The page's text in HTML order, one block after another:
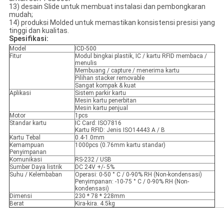
13) desain Slide untuk membuat instalasi dan pembongkaran
mudah;
14) produksi Molded untuk memastikan konsistensi presisi yang
tinggi dan kualitas.
Spesifikasi:
Model
ICD-500
Fitur
Modul bingkai plastik, IC / kartu RFID membaca /
menulis
Membuang / capture / menerima kartu
Pilihan stacker removable
Sangat kompak & kuat
Aplikasi
Sistem parkir kartu
Mesin kartu penerbitan
Mesin kartu penjual
Motor
1pcs
Standar kartu
IC Card: ISO7816
Kartu RFID: Jenis ISO14443 A / B
Kartu Tebal
0.4-1.0mm
Kemampuan
Penyimpanan
1000pcs (0.76mm kartu standar)
Komunikasi
RS-232 / USB
Sumber Daya listrik
DC 24V +/- 5%
Suhu / Kelembaban
Operasi: 0-50 ° C / 0-90% RH (Non-kondensasi)
Penyimpanan: -10-75 ° C / 0-90% RH (Non-
kondensasi)
Dimensi
230 * 78 * 228mm
Berat
Kira-kira. 4.5kg